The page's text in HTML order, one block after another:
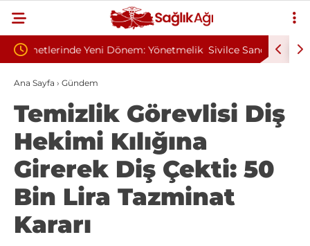
Sivilce Sandı, Cilt Kanseri Çıktı: Ameliyattan 60
Dikişle Uyandı
Baş
Ana Sayfa › Gündem
Temizlik Görevlisi Diş
Hekimi Kılığına
Girerek Diş Çekti: 50
Bin Lira Tazminat
Kararı